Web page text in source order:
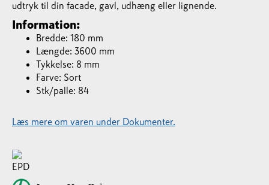
udtryk til din facade, gavl, udhæng eller lignende.
Information:
Bredde: 180 mm
Længde: 3600 mm
Tykkelse: 8 mm
Farve: Sort
Stk/palle: 84
Læs mere om varen under Dokumenter.